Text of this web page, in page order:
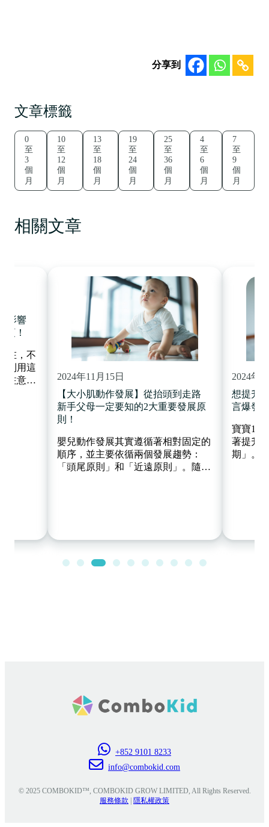
分享到
文章標籤
0
至
3
個
月
10
至
12
個
月
13
至
18
個
月
19
至
24
個
月
25
至
36
個
月
4
至
6
個
月
7
至
9
個
月
相關文章
影響
項！
在，不
利用這
注意
2024年11月15日
【大小肌動作發展】從抬頭到走路
新手父母一定要知的2大重要發展原
則！
嬰兒動作發展其實遵循著相對固定的
順序，並主要依循兩個發展趨勢：
「頭尾原則」和「近遠原則」。隨著
2024年
想提升
言爆發
寶寶18
著提升
期」。
+852 9101 8233
info@combokid.com
© 2025 COMBOKID™, COMBOKID GROW LIMITED, All Rights Reserved.
服務條款
隱私權政策